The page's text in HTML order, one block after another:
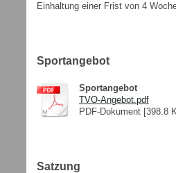
Einhaltung einer Frist von 4
Sportangebot
Sportangebot
TVO-Angebot.pdf
PDF-Dokument [398.8
Satzung